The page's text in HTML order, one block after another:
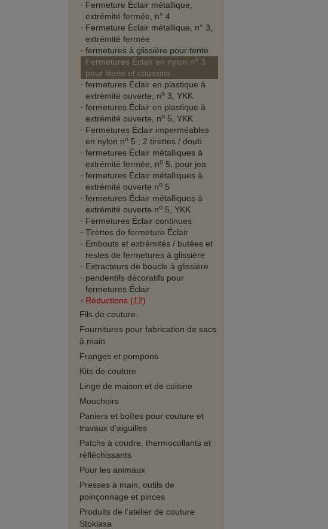
Fermeture Éclair métallique,
extrémité fermée, n° 4
Fermeture Éclair métallique, n° 3,
extrémité fermée
fermetures à glissière pour tente
Fermetures Éclair en nylon no 3
pour literie et coussins
fermetures Éclair en plastique à
extrémité ouverte, no 3, YKK
fermetures Éclair en plastique à
extrémité ouverte, no 5, YKK
Fermetures Éclair imperméables
en nylon no 5 ; 2 tirettes / doub
fermetures Éclair métalliques à
extrémité fermée, no 5, pour jea
fermetures Éclair métalliques à
extrémité ouverte no 5
fermetures Éclair métalliques à
extrémité ouverte no 5, YKK
Fermetures Éclair continues
Tirettes de fermeture Éclair
Embouts et extrémités / butées et
restes de fermetures à glissière
Extracteurs de boucle à glissière
pendentifs décoratifs pour
fermetures Éclair
Réductions (12)
Fils de couture
Fournitures pour fabrication de sacs
à main
Franges et pompons
Kits de couture
Linge de maison et de cuisine
Mouchoirs
Paniers et boîtes pour couture et
travaux d’aiguilles
Patchs à coudre, thermocollants et
réfléchissants
Pour les animaux
Presses à main, outils de
poinçonnage et pinces
Produits de l’atelier de couture
Stoklasa